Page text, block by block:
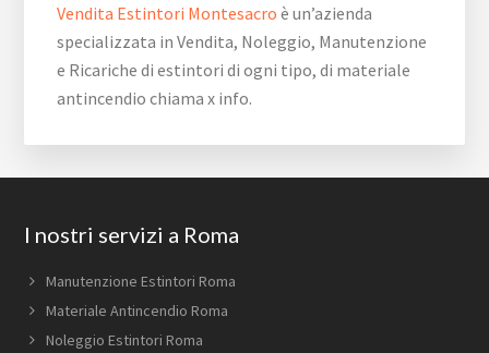
Vendita Estintori Montesacro è un’azienda
specializzata in Vendita, Noleggio, Manutenzione
e Ricariche di estintori di ogni tipo, di materiale
antincendio chiama x info.
Footer
I nostri servizi a Roma
Manutenzione Estintori Roma
Materiale Antincendio Roma
Noleggio Estintori Roma